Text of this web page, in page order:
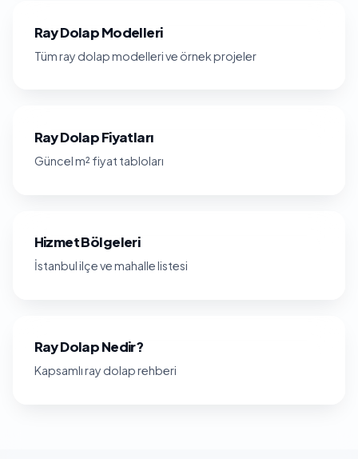
Ray Dolap Modelleri
Tüm ray dolap modelleri ve örnek projeler
Ray Dolap Fiyatları
Güncel m² fiyat tabloları
Hizmet Bölgeleri
İstanbul ilçe ve mahalle listesi
Ray Dolap Nedir?
Kapsamlı ray dolap rehberi